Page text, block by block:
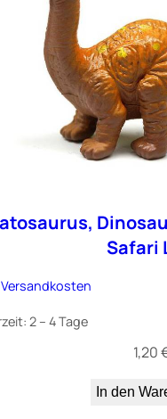
Safari
Versandkosten
2 – 4 Tage
1,20
In den